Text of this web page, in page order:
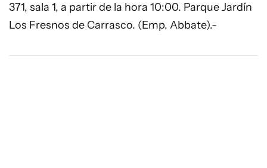
371, sala 1, a partir de la hora 10:00. Parque Jardín
Los Fresnos de Carrasco. (Emp. Abbate).-